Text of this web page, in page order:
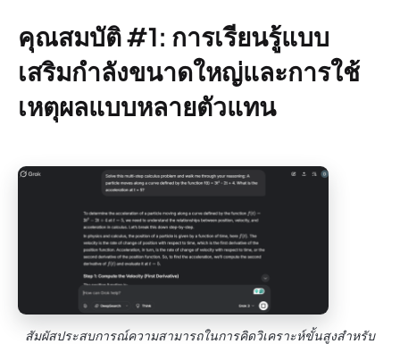
คุณสมบัติ #1: การเรียนรู้แบบ
เสริมกำลังขนาดใหญ่และการใช้
เหตุผลแบบหลายตัวแทน
สัมผัสประสบการณ์ความสามารถในการคิดวิเคราะห์ขั้นสูงสำหรับ